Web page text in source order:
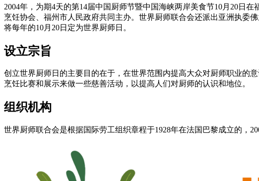
2004年，为期4天的第14届中国厨师节暨中国海峡两岸美食节10月20日
烹饪协会、福州市人民政府共同主办。世界厨师联合会还派出亚洲执委
将每年的10月20日定为世界厨师日。
设立宗旨
创立世界厨师日的主要目的在于，在世界范围内提高大众对厨师职业的
烹饪比赛和展示来做一些慈善活动，以提高人们对厨师的认识和地位。
组织机构
世界厨师联合会是根据国际劳工组织章程于1928年在法国巴黎成立的，